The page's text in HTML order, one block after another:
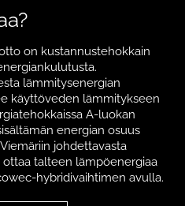
on kustannustehokkain
lämmitysenergian
käyttöveden lämmitykseen
A-luokan
energian osuus
johdettavasta
talteen lämpöenergiaa
hybridivaihtimen avulla.